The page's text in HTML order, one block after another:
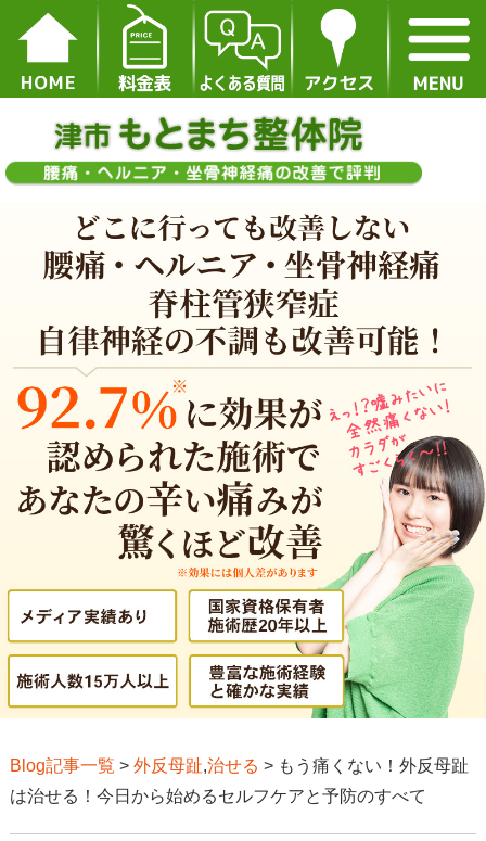
Blog記事一覧 > 外反母趾,治せる > もう痛くない！外反母趾
は治せる！今日から始めるセルフケアと予防のすべて